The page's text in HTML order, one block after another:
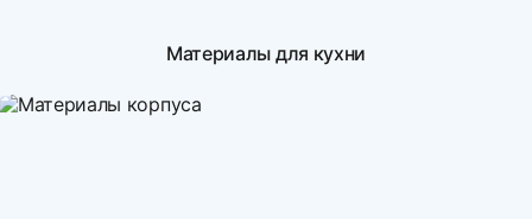
Материалы для кухни